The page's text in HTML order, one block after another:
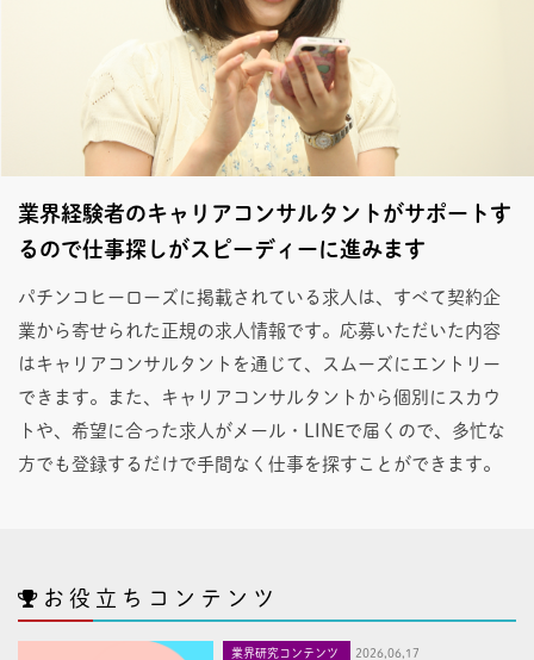
業界経験者のキャリアコンサルタントがサポートす
るので仕事探しがスピーディーに進みます
パチンコヒーローズに掲載されている求人は、すべて契約企
業から寄せられた正規の求人情報です。応募いただいた内容
はキャリアコンサルタントを通じて、スムーズにエントリー
できます。また、キャリアコンサルタントから個別にスカウ
トや、希望に合った求人がメール・LINEで届くので、多忙な
方でも登録するだけで手間なく仕事を探すことができます。
お役立ちコンテンツ
業界研究コンテンツ 2026,06,17